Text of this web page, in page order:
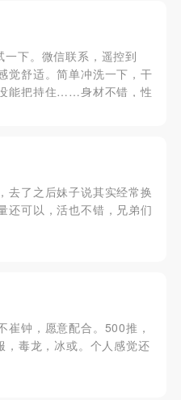
姿势都能满
上...
下。微信联系，遥控到
觉舒适。简单冲洗一下，干
能把持住……身材不错，性
去了之后妹子说其实经常换
还可以，活也不错，兄弟们
崔钟，愿意配合。500推，
毒龙，冰或。个人感觉还